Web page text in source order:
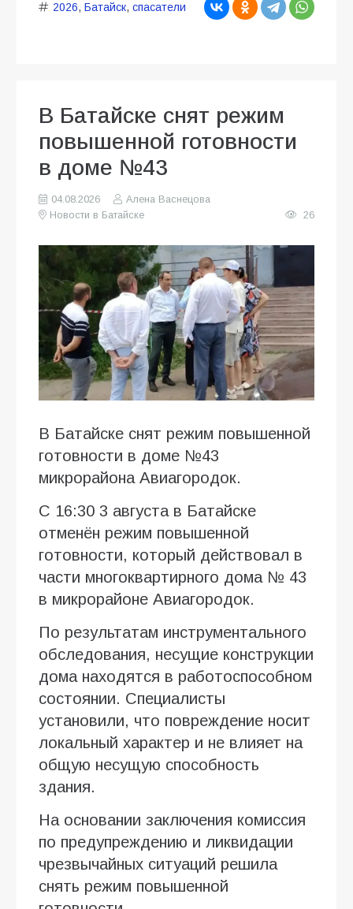
2026, Батайск, спасатели
В Батайске снят режим
повышенной готовности
в доме №43
04.08.2026
Алена Васнецова
Новости в Батайске
26
В Батайске снят режим повышенной
готовности в доме №43
микрорайона Авиагородок.
С 16:30 3 августа в Батайске
отменён режим повышенной
готовности, который действовал в
части многоквартирного дома № 43
в микрорайоне Авиагородок.
По результатам инструментального
обследования, несущие конструкции
дома находятся в работоспособном
состоянии. Специалисты
установили, что повреждение носит
локальный характер и не влияет на
общую несущую способность
здания.
На основании заключения комиссия
по предупреждению и ликвидации
чрезвычайных ситуаций решила
снять режим повышенной